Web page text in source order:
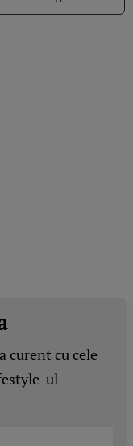
curent cu cele
ul